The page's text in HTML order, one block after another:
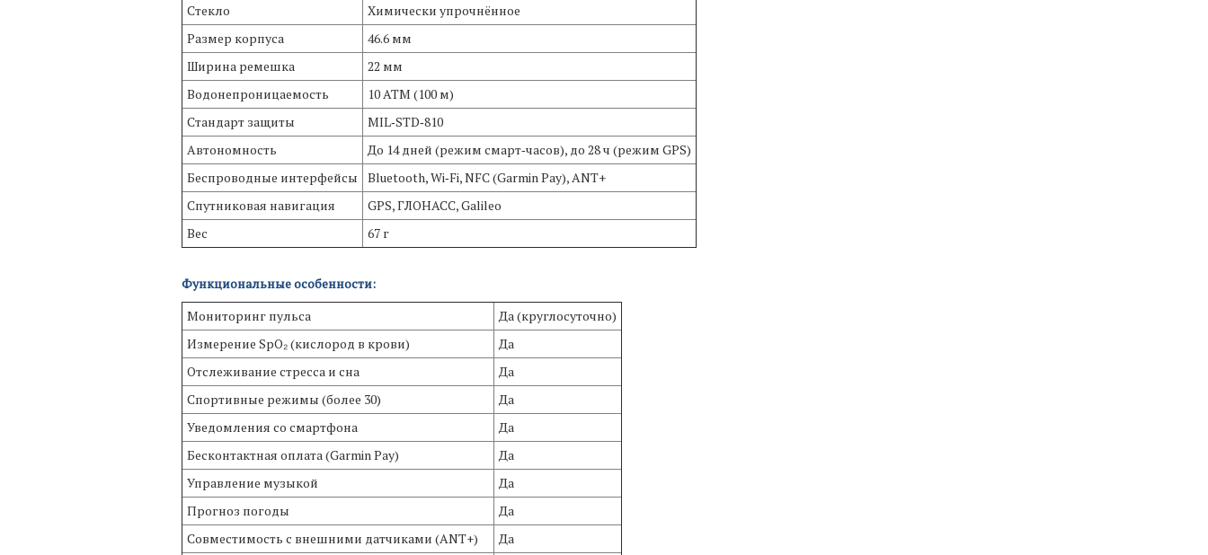
Стекло
Химически упрочнённое
Размер корпуса
46.6 мм
Ширина ремешка
22 мм
Водонепроницаемость
10 ATM (100 м)
Стандарт защиты
MIL‑STD‑810
Автономность
До 14 дней (режим смарт‑часов), до 28 ч (режим GPS)
Беспроводные интерфейсы
Bluetooth, Wi‑Fi, NFC (Garmin Pay), ANT+
Спутниковая навигация
GPS, ГЛОНАСС, Galileo
Вес
67 г
Функциональные особенности:
Мониторинг пульса
Да (круглосуточно)
Измерение SpO₂ (кислород в крови)
Да
Отслеживание стресса и сна
Да
Спортивные режимы (более 30)
Да
Уведомления со смартфона
Да
Бесконтактная оплата (Garmin Pay)
Да
Управление музыкой
Да
Прогноз погоды
Да
Совместимость с внешними датчиками (ANT+)
Да